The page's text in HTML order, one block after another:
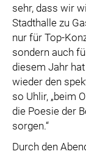
sehr, dass wir
Stadthalle zu
nur für Top-
sondern auch
diesem Jahr
wieder den
so Uhlir, „beim
die Poesie der
sorgen.“
Durch den